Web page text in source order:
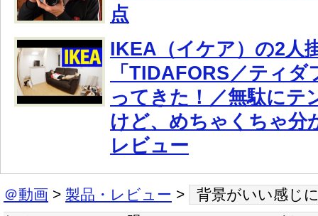
点
IKEA（イケア）の2人
「TIDAFORS／ティ
ってきた！／無駄にテ
けど、めちゃくちゃ分
レビュー
＠動画 > 製品・レビュー >
背景がいい感じ